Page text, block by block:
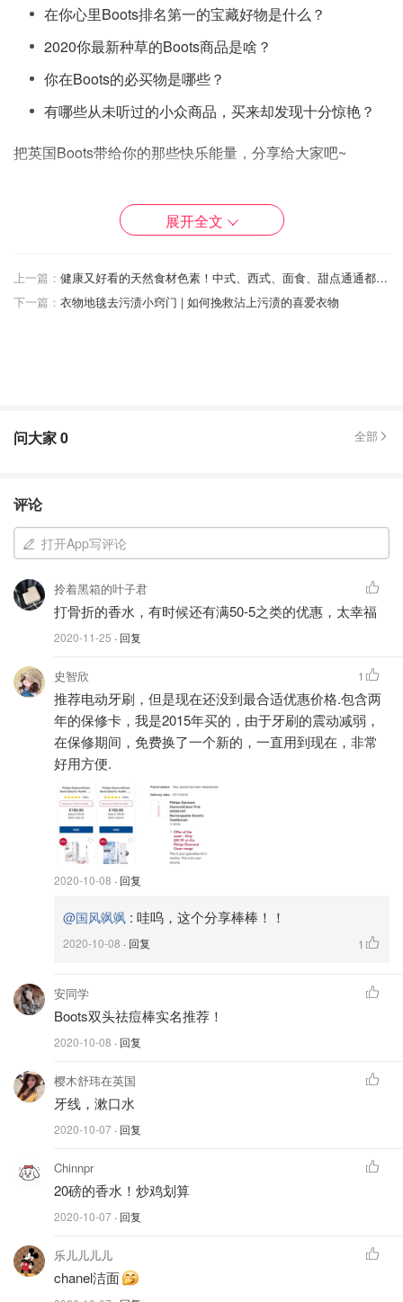
在你心里Boots排名第一的宝藏好物是什么？
2020你最新种草的Boots商品是啥？
你在Boots的必买物是哪些？
有哪些从未听过的小众商品，买来却发现十分惊艳？
把英国Boots带给你的那些快乐能量，分享给大家吧~
💡评论可以发图啦！小伙伴们图片、表情包甩起来~记得给你觉
得优秀的评论点赞！
展开全文
上一篇：
健康又好看的天然食材色素！中式、西式、面食、甜点通通都能做彩色的！宅家期间试一下！
下一篇： 衣物地毯去污渍小窍门 | 如何挽救沾上污渍的喜爱衣物
问大家0 全部
评论
打开App写评论
拎着黑箱的叶子君
打骨折的香水，有时候还有满50-5之类的优惠，太幸福
2020-11-25 · 回复
史智欣
推荐电动牙刷，但是现在还没到最合适优惠价格.包含两
年的保修卡，我是2015年买的，由于牙刷的震动减弱，
在保修期间，免费换了一个新的，一直用到现在，非常
好用方便.
2020-10-08 · 回复
1
@国风飒飒 : 哇呜，这个分享棒棒！！
2020-10-08 · 回复 1
安同学
Boots双头祛痘棒实名推荐！
2020-10-08 · 回复
樱木舒玮在英国
牙线，漱口水
2020-10-07 · 回复
Chinnpr
20磅的香水！炒鸡划算
2020-10-07 · 回复
乐儿儿儿儿
chanel洁面